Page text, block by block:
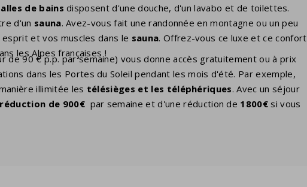
de bains disposent d'une douche, d'un lavabo et de toilettes.
d'un sauna. Avez-vous fait une randonnée en montagne ou un peu
et vos muscles dans le sauna. Offrez-vous ce luxe et ce confort
les Alpes françaises !
de 90 € p.p. par semaine) vous donne accès gratuitement ou à prix
dans les Portes du Soleil pendant les mois d'été. Par exemple,
illimitée les télésièges et les téléphériques. Avec un séjour
de 900€par semaine et d'une réduction de 1800€ si vous